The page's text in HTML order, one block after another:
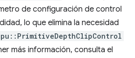
de configuración de control
lo que elimina la necesidad
más información, consulta el